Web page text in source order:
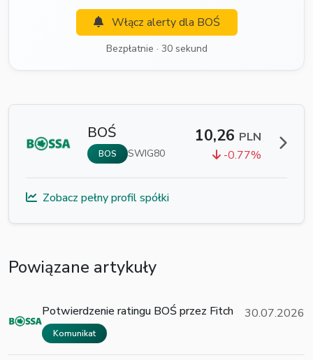
Włącz alerty dla BOŚ
Bezpłatnie · 30 sekund
BOŚ
BOS SWIG80
10,26 PLN
-0.77%
Zobacz pełny profil spółki
Powiązane artykuły
Potwierdzenie ratingu BOŚ przez Fitch
Komunikat
30.07.2026